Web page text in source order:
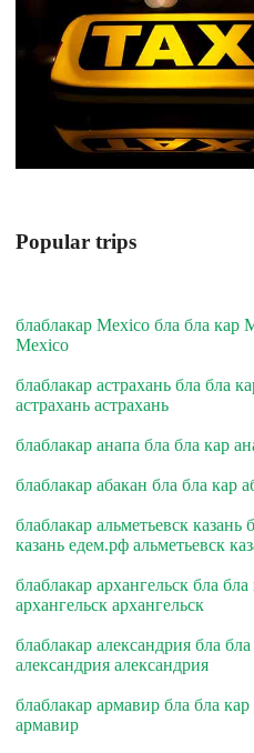
Popular trips
блаблакар Mexico бла бла кар
Mexico
блаблакар астрахань бла бла
астрахань астрахань
блаблакар анапа бла бла кар
блаблакар абакан бла бла кар
блаблакар альметьевск казань
казань едем.рф альметьевск
блаблакар архангельск бла
архангельск архангельск
блаблакар александрия бла
александрия александрия
блаблакар армавир бла бла
армавир